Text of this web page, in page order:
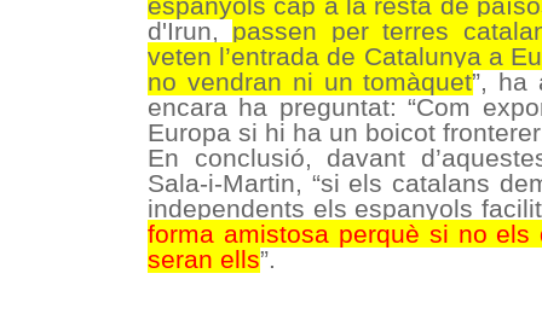
espanyols cap a la resta de
d'Irun, passen per terres
veten l’entrada de Catalunya a
no vendran ni un tomàquet”, ha
encara ha preguntat: “Com
Europa si hi ha un boicot
En conclusió, davant
Sala-i-Martin, “si els catalans
independents els espanyols
forma amistosa perquè si no els
seran ells”.